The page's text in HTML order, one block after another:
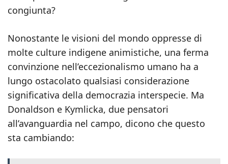
congiunta?
Nonostante le visioni del mondo oppresse di
molte culture indigene animistiche, una ferma
convinzione nell’eccezionalismo umano ha a
lungo ostacolato qualsiasi considerazione
significativa della democrazia interspecie. Ma
Donaldson e Kymlicka, due pensatori
all’avanguardia nel campo, dicono che questo
sta cambiando: